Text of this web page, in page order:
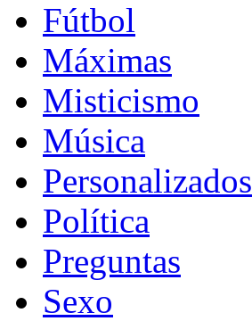
Fútbol
Máximas
Misticismo
Música
Personalizados
Política
Preguntas
Sexo